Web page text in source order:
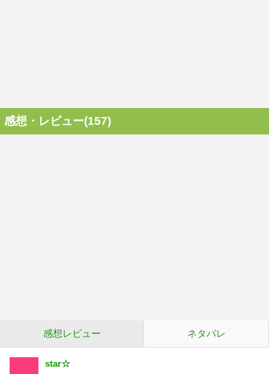
感想・レビュー(157)
感想レビュー ネタバレ
star☆